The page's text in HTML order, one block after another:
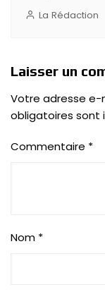
La Rédaction
Laisser un
Votre adresse e-
obligatoires sont
Commentaire *
Nom *